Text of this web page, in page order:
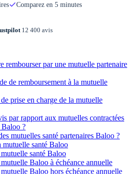
Comparez en 5 minutes
12 400 avis
rembourser par une mutuelle partenaire
de remboursement à la mutuelle
prise en charge de la mutuelle
par rapport aux mutuelles contractées
Baloo ?
mutuelles santé partenaires Baloo ?
mutuelle santé Baloo
santé Baloo
Baloo à échéance annuelle
Baloo hors échéance annuelle